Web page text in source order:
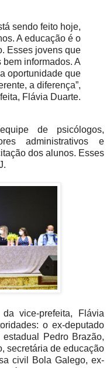
sendo feito hoje,
A educação é o
Esses jovens que
informados. A
oportunidade que
a diferença”,
Flávia Duarte.
de psicólogos,
administrativos e
dos alunos. Esses
vice-prefeita, Flávia
o ex-deputado
Pedro Brazão,
secretária de educação
civil Bola Galego, ex-